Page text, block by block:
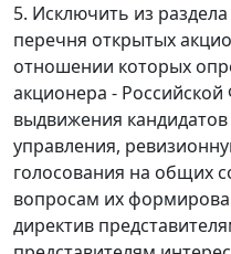
5. Исключить из
перечня открытых
отношении которых
акционера -
выдвижения
управления,
голосования на общих
вопросам их
директив